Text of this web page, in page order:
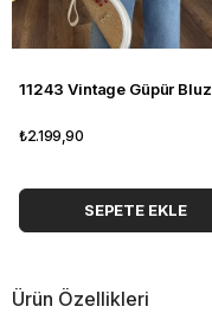
11243 Vintage Güpür Bluz
₺2.199,90
SEPETE EKLE
Ürün Özellikleri